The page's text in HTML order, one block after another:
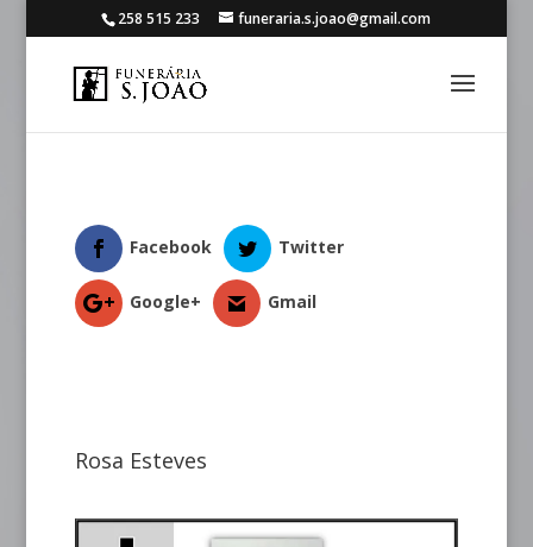
258 515 233 funeraria.s.joao@gmail.com
Facebook Twitter
Google+ Gmail
Rosa Esteves